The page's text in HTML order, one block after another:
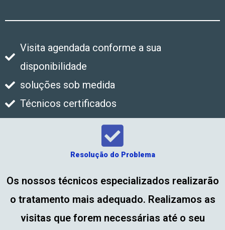
Visita agendada conforme a sua
disponibilidade
soluções sob medida
Técnicos certificados
Resolução do Problema
Os nossos técnicos especializados realizarão
o tratamento mais adequado. Realizamos as
visitas que forem necessárias até o seu